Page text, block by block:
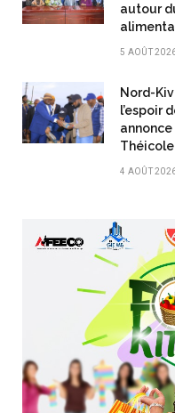
autour
5 AOÛT
Nord-
l’espoir
4 AOÛT